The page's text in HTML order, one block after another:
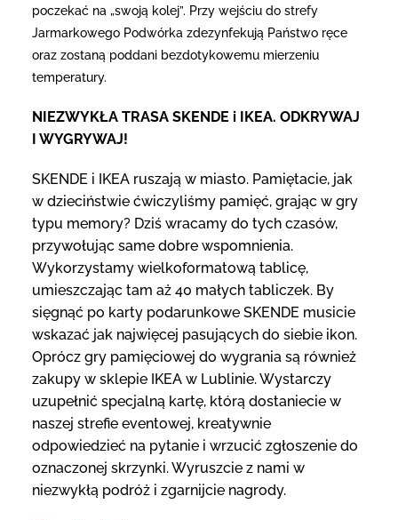
poczekać na „swoją kolej”. Przy wejściu do strefy
Jarmarkowego Podwórka zdezynfekują Państwo ręce
oraz zostaną poddani bezdotykowemu mierzeniu
temperatury.
NIEZWYKŁA TRASA SKENDE i IKEA. ODKRYWAJ
I WYGRYWAJ!
SKENDE i IKEA ruszają w miasto. Pamiętacie, jak
w dzieciństwie ćwiczyliśmy pamięć, grając w gry
typu memory? Dziś wracamy do tych czasów,
przywołując same dobre wspomnienia.
Wykorzystamy wielkoformatową tablicę,
umieszczając tam aż 40 małych tabliczek. By
sięgnąć po karty podarunkowe SKENDE musicie
wskazać jak najwięcej pasujących do siebie ikon.
Oprócz gry pamięciowej do wygrania są również
zakupy w sklepie IKEA w Lublinie. Wystarczy
uzupełnić specjalną kartę, którą dostaniecie w
naszej strefie eventowej, kreatywnie
odpowiedzieć na pytanie i wrzucić zgłoszenie do
oznaczonej skrzynki. Wyruszcie z nami w
niezwykłą podróż i zgarnijcie nagrody.